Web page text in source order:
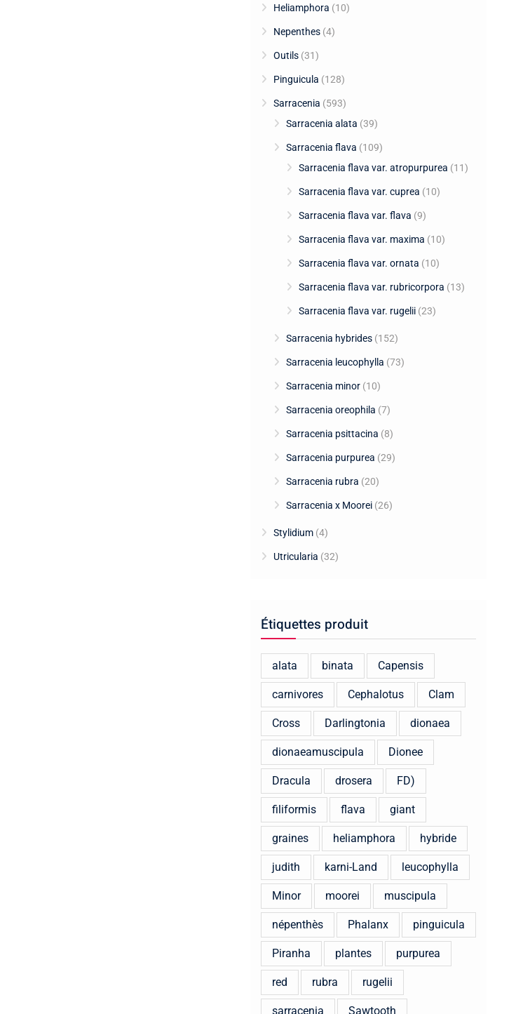
Heliamphora (10)
Nepenthes (4)
Outils (31)
Pinguicula (128)
Sarracenia (593)
Sarracenia alata (39)
Sarracenia flava (109)
Sarracenia flava var. atropurpurea (11)
Sarracenia flava var. cuprea (10)
Sarracenia flava var. flava (9)
Sarracenia flava var. maxima (10)
Sarracenia flava var. ornata (10)
Sarracenia flava var. rubricorpora (13)
Sarracenia flava var. rugelii (23)
Sarracenia hybrides (152)
Sarracenia leucophylla (73)
Sarracenia minor (10)
Sarracenia oreophila (7)
Sarracenia psittacina (8)
Sarracenia purpurea (29)
Sarracenia rubra (20)
Sarracenia x Moorei (26)
Stylidium (4)
Utricularia (32)
Étiquettes produit
alata binata Capensis
carnivores Cephalotus Clam
Cross Darlingtonia dionaea
dionaeamuscipula Dionee
Dracula drosera FD)
filiformis flava giant
graines heliamphora hybride
judith karni-Land leucophylla
Minor moorei muscipula
népenthès Phalanx pinguicula
Piranha plantes purpurea
red rubra rugelii
sarracenia Sawtooth